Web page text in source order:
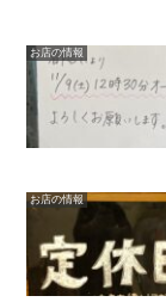
お店の情報
お店の情報